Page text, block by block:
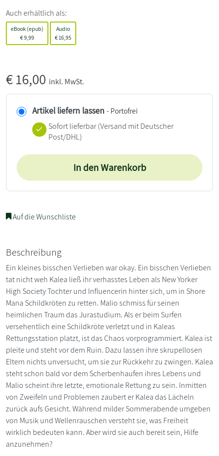
Auch erhältlich als:
eBook (epub)
€9,99
Audio
€ 16,95
€16,00 inkl. MwSt.
Artikel liefern lassen - Portofrei
Sofort lieferbar(Versand mit Deutscher
Post/DHL)
In den Warenkorb
Auf die Wunschliste
Beschreibung
Ein kleines bisschen Verlieben war okay. Ein bisschen Verlieben
tat nicht weh Kalea ließ ihr verhasstes Leben als New Yorker
High Society Tochter und Influencerin hinter sich, um in Shore
Mana Schildkröten zu retten. Malio schmiss für seinen
heimlichen Traum das Jurastudium. Als er beim Surfen
versehentlich eine Schildkröte verletzt und in Kaleas
Rettungsstation platzt, ist das Chaos vorprogrammiert. Kalea ist
pleite und steht vor dem Ruin. Dazu lassen ihre skrupellosen
Eltern nichts unversucht, um sie zur Rückkehr zu zwingen. Kalea
steht schon bald vor dem Scherbenhaufen ihres Lebens und
Malio scheint ihre letzte, emotionale Rettung zu sein. Inmitten
von Zweifeln und Problemen zaubert er Kalea das Lächeln
zurück aufs Gesicht. Während milder Sommerabende umgeben
von Musik und Wellenrauschen versteht sie, was Freiheit
wirklich bedeuten kann. Aber wird sie auch bereit sein, Hilfe
anzunehmen?